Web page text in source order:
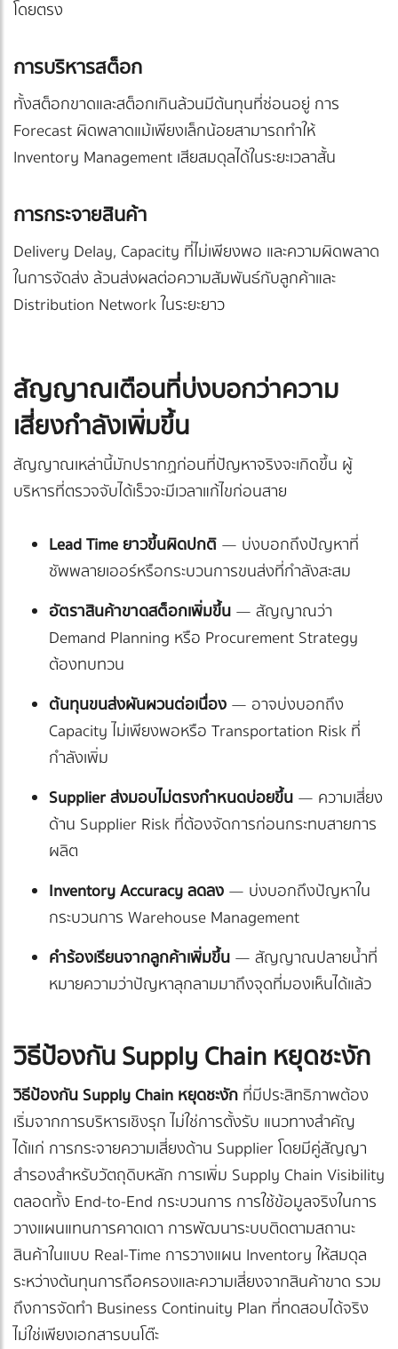
โดยตรง
การบริหารสต็อก
ทั้งสต็อกขาดและสต็อกเกินล้วนมีต้นทุนที่ซ่อนอยู่ การ
Forecast ผิดพลาดแม้เพียงเล็กน้อยสามารถทำให้
Inventory Management เสียสมดุลได้ในระยะเวลาสั้น
การกระจายสินค้า
Delivery Delay, Capacity ที่ไม่เพียงพอ และความผิดพลาด
ในการจัดส่ง ล้วนส่งผลต่อความสัมพันธ์กับลูกค้าและ
Distribution Network ในระยะยาว
สัญญาณเตือนที่บ่งบอกว่าความ
เสี่ยงกำลังเพิ่มขึ้น
สัญญาณเหล่านี้มักปรากฏก่อนที่ปัญหาจริงจะเกิดขึ้น ผู้
บริหารที่ตรวจจับได้เร็วจะมีเวลาแก้ไขก่อนสาย
Lead Time ยาวขึ้นผิดปกติ — บ่งบอกถึงปัญหาที่
ซัพพลายเออร์หรือกระบวนการขนส่งที่กำลังสะสม
อัตราสินค้าขาดสต็อกเพิ่มขึ้น — สัญญาณว่า
Demand Planning หรือ Procurement Strategy
ต้องทบทวน
ต้นทุนขนส่งผันผวนต่อเนื่อง — อาจบ่งบอกถึง
Capacity ไม่เพียงพอหรือ Transportation Risk ที่
กำลังเพิ่ม
Supplier ส่งมอบไม่ตรงกำหนดบ่อยขึ้น — ความเสี่ยง
ด้าน Supplier Risk ที่ต้องจัดการก่อนกระทบสายการ
ผลิต
Inventory Accuracy ลดลง — บ่งบอกถึงปัญหาใน
กระบวนการ Warehouse Management
คำร้องเรียนจากลูกค้าเพิ่มขึ้น — สัญญาณปลายน้ำที่
หมายความว่าปัญหาลุกลามมาถึงจุดที่มองเห็นได้แล้ว
วิธีป้องกัน Supply Chain หยุดชะงัก
วิธีป้องกัน Supply Chain หยุดชะงัก ที่มีประสิทธิภาพต้อง
เริ่มจากการบริหารเชิงรุก ไม่ใช่การตั้งรับ แนวทางสำคัญ
ได้แก่ การกระจายความเสี่ยงด้าน Supplier โดยมีคู่สัญญา
สำรองสำหรับวัตถุดิบหลัก การเพิ่ม Supply Chain Visibility
ตลอดทั้ง End-to-End กระบวนการ การใช้ข้อมูลจริงในการ
วางแผนแทนการคาดเดา การพัฒนาระบบติดตามสถานะ
สินค้าในแบบ Real-Time การวางแผน Inventory ให้สมดุล
ระหว่างต้นทุนการถือครองและความเสี่ยงจากสินค้าขาด รวม
ถึงการจัดทำ Business Continuity Plan ที่ทดสอบได้จริง
ไม่ใช่เพียงเอกสารบนโต๊ะ